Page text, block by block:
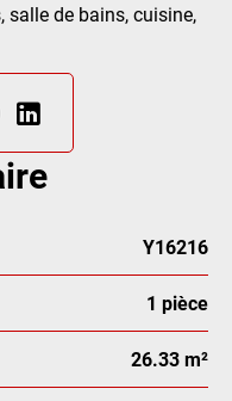
salle de bains, cuisine,
Y16216
1 pièce
26.33 m²